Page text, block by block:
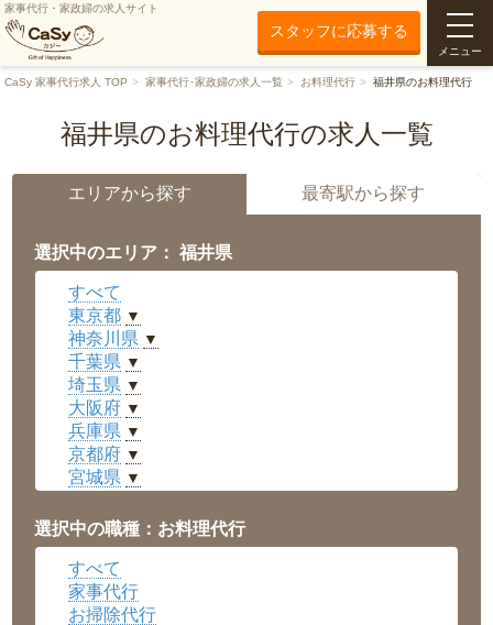
家事代行・家政婦の求人サイト
スタッフに応募する
メニュー
CaSy 家事代行求人 TOP 家事代行･家政婦の求人一覧 お料理代行 福井県のお料理代行
福井県のお料理代行の求人一覧
エリアから探す 最寄駅から探す
選択中のエリア： 福井県
すべて
東京都 ▼
神奈川県 ▼
千葉県 ▼
埼玉県 ▼
大阪府 ▼
兵庫県 ▼
京都府 ▼
宮城県 ▼
福井県 ▼
岡山県 ▼
広島県
沖縄県 ▼
選択中の職種：お料理代行
すべて
家事代行
お掃除代行